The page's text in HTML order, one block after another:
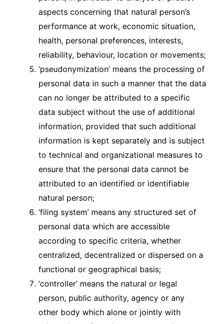
aspects concerning that natural person’s
performance at work, economic situation,
health, personal preferences, interests,
reliability, behaviour, location or movements;
‘pseudonymization’ means the processing of
personal data in such a manner that the data
can no longer be attributed to a specific
data subject without the use of additional
information, provided that such additional
information is kept separately and is subject
to technical and organizational measures to
ensure that the personal data cannot be
attributed to an identified or identifiable
natural person;
‘filing system’ means any structured set of
personal data which are accessible
according to specific criteria, whether
centralized, decentralized or dispersed on a
functional or geographical basis;
‘controller’ means the natural or legal
person, public authority, agency or any
other body which alone or jointly with